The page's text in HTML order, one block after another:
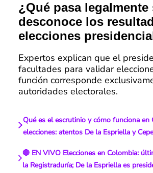
¿Qué pasa legalmente
desconoce los
elecciones
Expertos explican que el
facultades para validar
función corresponde
autoridades electorales.
Qué es el escrutinio y cómo funciona en
elecciones: atentos De la Espriella y
🔴 EN VIVO Elecciones en Colombia:
la Registraduría; De la Espriella es